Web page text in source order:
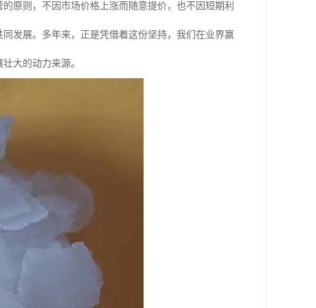
原则，不因市场价格上涨而随意提价，也不因短期利
发展。多年来，正是凭借着这份坚持，我们在业界赢
大的动力来源。